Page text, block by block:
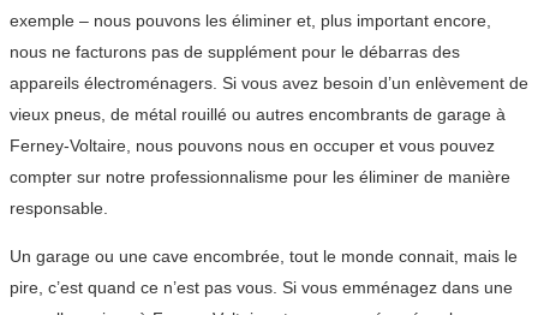
exemple – nous pouvons les éliminer et, plus important encore,
nous ne facturons pas de supplément pour le débarras des
appareils électroménagers. Si vous avez besoin d’un enlèvement de
vieux pneus, de métal rouillé ou autres encombrants de garage à
Ferney-Voltaire, nous pouvons nous en occuper et vous pouvez
compter sur notre professionnalisme pour les éliminer de manière
responsable.
Un garage ou une cave encombrée, tout le monde connait, mais le
pire, c’est quand ce n’est pas vous. Si vous emménagez dans une